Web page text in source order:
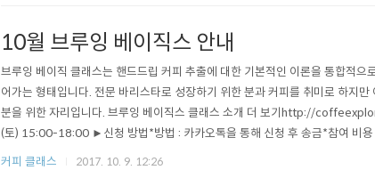
10월 브루잉 베이직스 안내
브루잉 베이직 클래스는 핸드드립 커피 추출에 대한 기본적인 이론을 통합적으
어가는 형태입니다. 전문 바리스타로 성장하기 위한 분과 커피를 취미로 하지
분을 위한 자리입니다. 브루잉 베이직스 클래스 소개 더 보기http://
(토) 15:00-18:00 ►신청 방법*방법 : 카카오톡을 통해 신청 후 송금*참여 비
로아이디에서 검색, 추가 후 카톡으로 신청*카톡 보내실 내용 : 신청자명, 강의명
커피 클래스 2017. 10. 9. 12:26